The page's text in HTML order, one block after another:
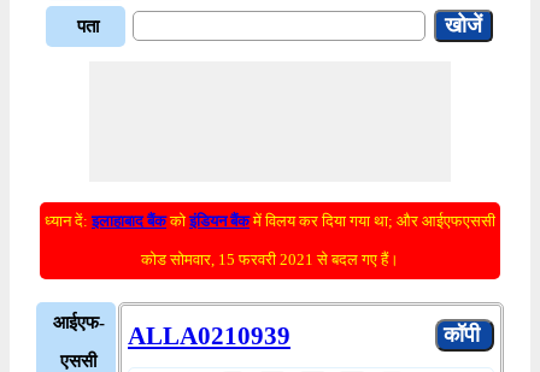
पता
ध्यान दें:इलाहाबाद बैंककोइंडियन बैंकमें विलय कर दिया गया था; और आईएफएससी
कोड सोमवार, 15 फरवरी 2021 से बदल गए हैं।
आईएफ-
एससी
ALLA0210939